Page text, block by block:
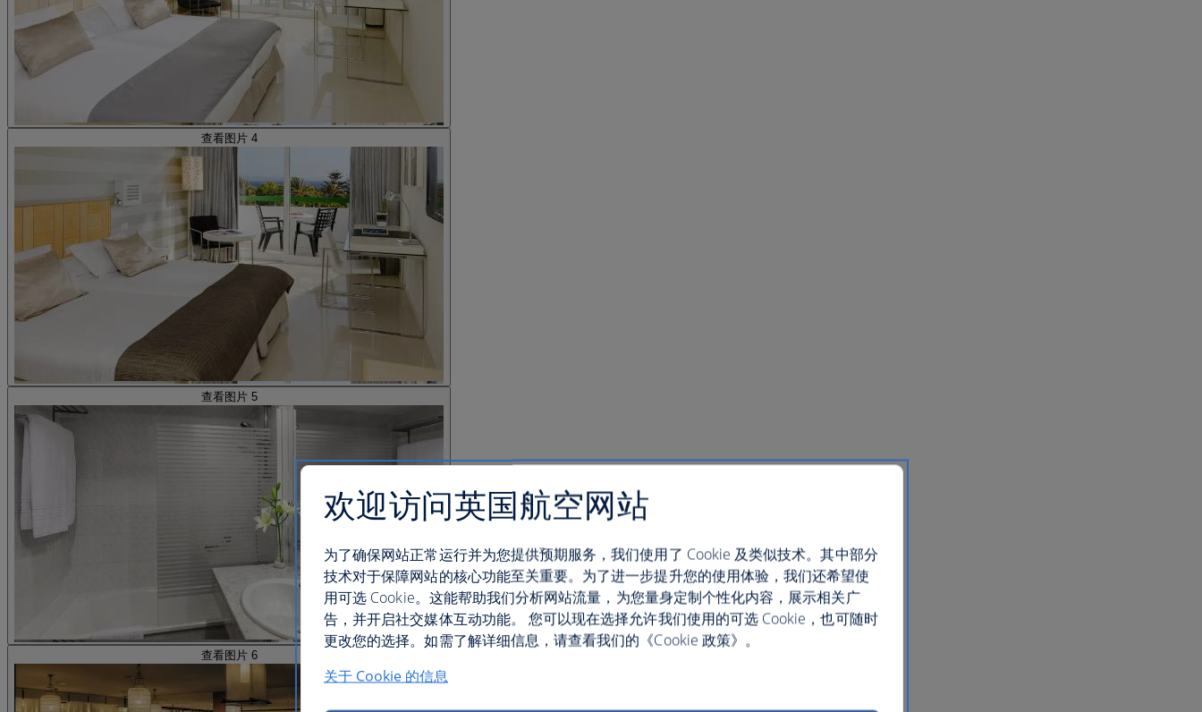
查看图片 4
查看图片 5
查看图片 6
欢迎访问英国航空网站
为了确保网站正常运行并为您提供预期服务，我们使用了 Cookie 及类似技术。其中部分
技术对于保障网站的核心功能至关重要。为了进一步提升您的使用体验，我们还希望使
用可选 Cookie。这能帮助我们分析网站流量，为您量身定制个性化内容，展示相关广
告，并开启社交媒体互动功能。 您可以现在选择允许我们使用的可选 Cookie，也可随时
更改您的选择。如需了解详细信息，请查看我们的《Cookie 政策》。
关于 Cookie 的信息